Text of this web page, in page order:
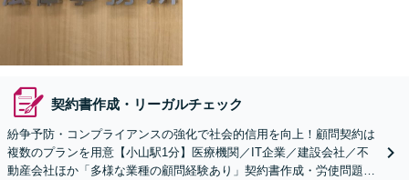
契約書作成・リーガルチェック
紛争予防・コンプライアンスの強化で社会的信用を向上！顧問契約は
複数のプランを用意【小山駅1分】医療機関／IT企業／建設会社／不
動産会社ほか「多様な業種の顧問経験あり」契約書作成・労使問題・